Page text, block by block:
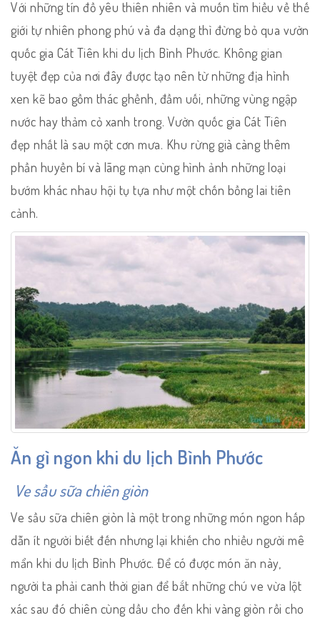
Với những tín đồ yêu thiên nhiên và muốn tìm hiều về thế
giới tự nhiên phong phú và đa dạng thì đừng bỏ qua vườn
quốc gia Cát Tiên khi du lịch Bình Phước. Không gian
tuyệt đẹp của nơi đây được tạo nên từ những địa hình
xen kẽ bao gồm thác ghềnh, đầm uối, những vùng ngập
nước hay thảm cỏ xanh trong. Vườn quốc gia Cát Tiên
đẹp nhất là sau một cơn mưa. Khu rừng già càng thêm
phần huyền bí và lãng mạn cùng hình ảnh những loại
bướm khác nhau hội tụ tựa như một chốn bồng lai tiên
cảnh.
Ăn gì ngon khi du lịch Bình Phước
Ve sầu sữa chiên giòn
Ve sầu sữa chiên giòn là một trong những món ngon hấp
dẫn ít người biết đến nhưng lại khiến cho nhiều người mê
mẩn khi du lịch Bình Phước. Để có được món ăn này,
người ta phải canh thời gian để bắt những chú ve vừa lột
xác sau đó chiên cùng dầu cho đến khi vàng giòn rồi cho